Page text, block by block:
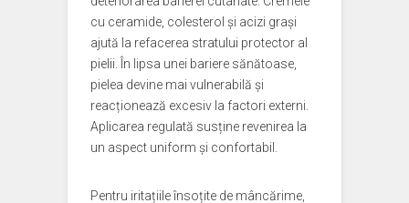
cu ceramide, colesterol și acizi grași
ajută la refacerea stratului protector al
pielii. În lipsa unei bariere sănătoase,
pielea devine mai vulnerabilă și
reacționează excesiv la factori externi.
Aplicarea regulată susține revenirea la
un aspect uniform și confortabil.
Pentru iritațiile însoțite de mâncărime,